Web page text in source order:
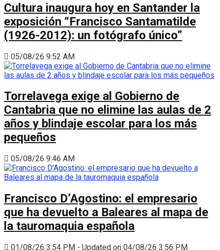
Cultura inaugura hoy en Santander la
exposición “Francisco Santamatilde
(1926-2012): un fotógrafo único”
05/08/26 9:52 AM
Torrelavega exige al Gobierno de
Cantabria que no elimine las aulas de 2
años y blindaje escolar para los más
pequeños
05/08/26 9:46 AM
Francisco D’Agostino: el empresario
que ha devuelto a Baleares al mapa de
la tauromaquia española
01/08/26 3:54 PM - Updated on 04/08/26 3:56 PM